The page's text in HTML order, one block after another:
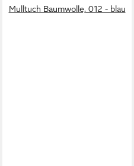
Mulltuch Baumwolle, 012 - blau